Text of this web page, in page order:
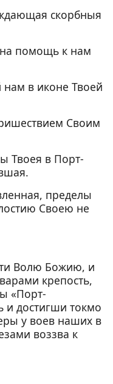
Своею не
крепость,
«Порт-
и достигши токмо
у воев наших в
воззва к